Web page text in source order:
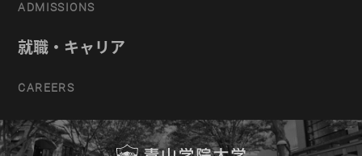
ADMISSIONS
就職・キャリア
CAREERS